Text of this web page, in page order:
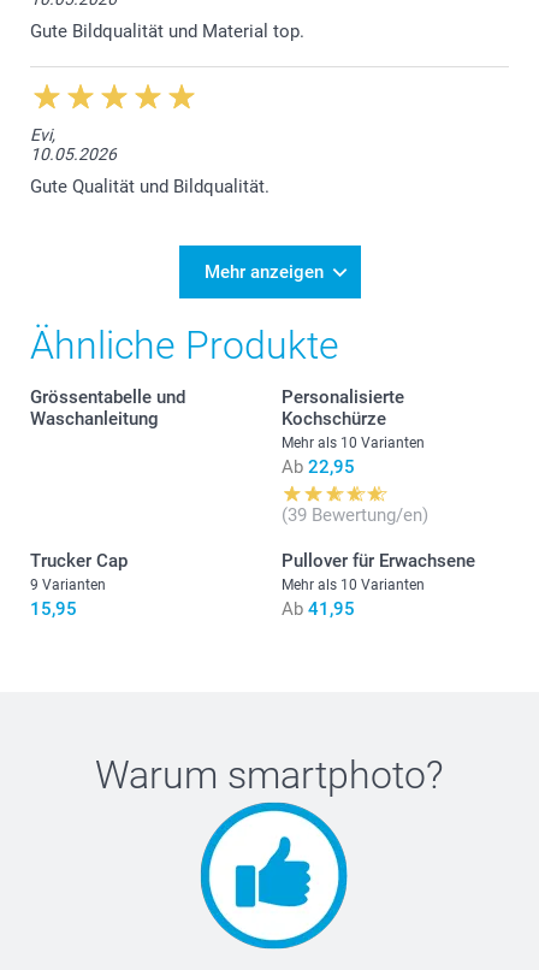
71,5 cm
19 cm
73 cm
55 cm
19 cm
58,5 cm
19,5 cm
XXL
77,2 cm
61,5 cm
Gute Bildqualität und Material top.
Evi,
10.05.2026
Gute Qualität und Bildqualität.
Mehr anzeigen
Ähnliche Produkte
Grössentabelle und
Waschanleitung
Personalisierte
Kochschürze
Mehr als 10 Varianten
Ab 22,95
(39 Bewertung/en)
Trucker Cap
9 Varianten
15,95
Pullover für Erwachsene
Mehr als 10 Varianten
Ab 41,95
Warum smartphoto?